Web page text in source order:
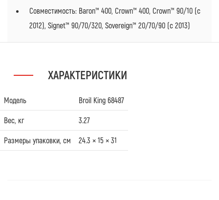
Совместимость: Baron™ 400, Crown™ 400, Crown™ 90/10 (с
2012), Signet™ 90/70/320, Sovereign™ 20/70/90 (с 2013)
ХАРАКТЕРИСТИКИ
Модель Broil King 68487
Вес, кг 3.27
Размеры упаковки, см 24.3 × 15 × 31